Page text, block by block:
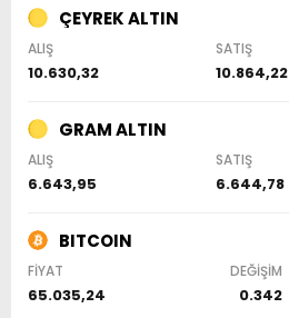
ÇEYREK ALTIN
ALIŞ SATIŞ
10.630,32 10.864,22
GRAM ALTIN
ALIŞ SATIŞ
6.643,95 6.644,78
BITCOIN
FİYAT DEĞİŞİM
65.035,24 0.342